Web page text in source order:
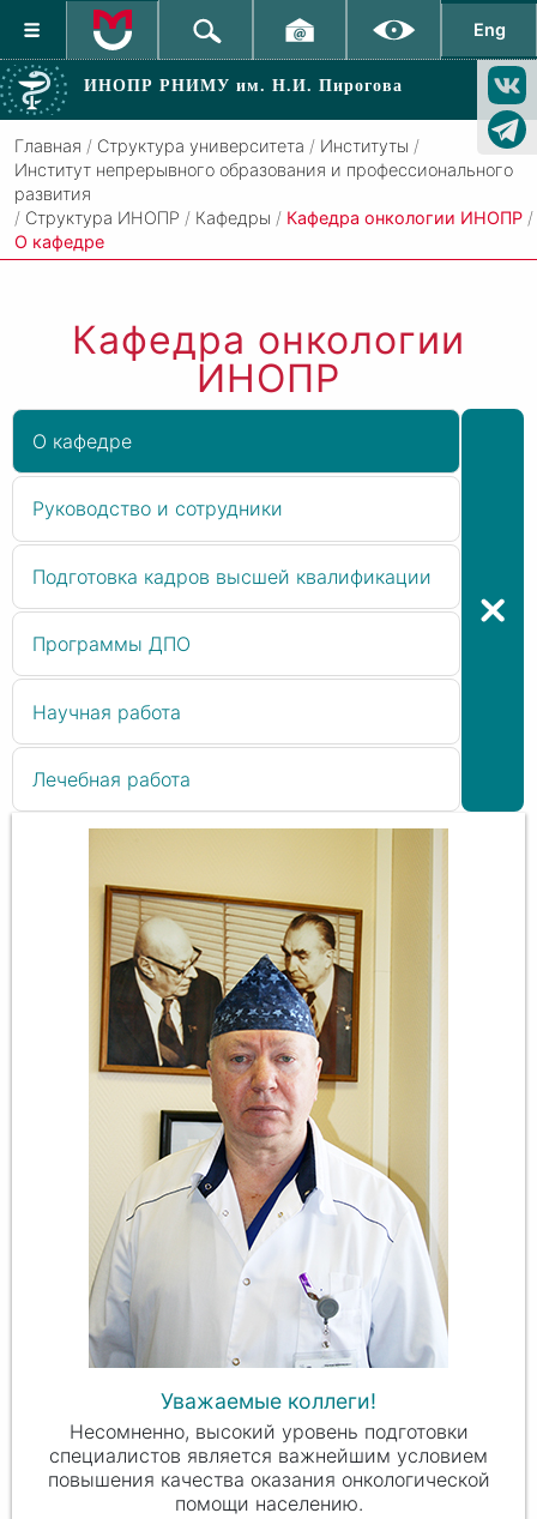
Eng
ИНОПР РНИМУ им. Н.И. Пирогова
Главная / Структура университета / Институты /
Институт непрерывного образования и профессионального
развития
/ Структура ИНОПР / Кафедры / Кафедра онкологии ИНОПР /
О кафедре
Кафедра онкологии
ИНОПР
О кафедре
Руководство и сотрудники
Подготовка кадров высшей квалификации
Программы ДПО
Научная работа
Лечебная работа
Уважаемые коллеги!
Несомненно, высокий уровень подготовки
специалистов является важнейшим условием
повышения качества оказания онкологической
помощи населению.